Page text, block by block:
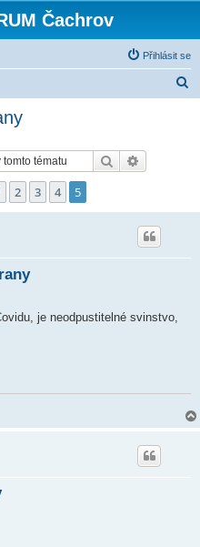
Čachrov
Přihlásit se
Hledat
2 3 4 5
je neodpustitelné svinstvo,